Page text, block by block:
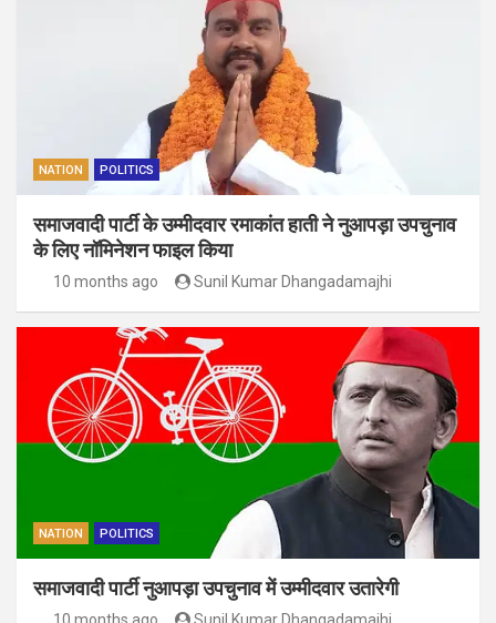
NATION POLITICS
समाजवादी पार्टी के उम्मीदवार रमाकांत हाती ने नुआपड़ा उपचुनाव
के लिए नॉमिनेशन फाइल किया
10 months ago Sunil Kumar Dhangadamajhi
NATION POLITICS
समाजवादी पार्टी नुआपड़ा उपचुनाव में उम्मीदवार उतारेगी